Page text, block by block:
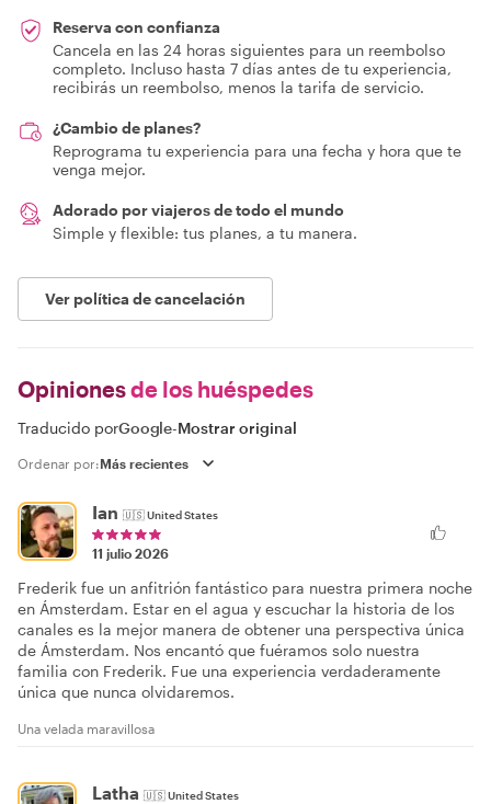
Reserva con confianza
Cancela en las 24 horas siguientes para un reembolso
completo. Incluso hasta 7 días antes de tu experiencia,
recibirás un reembolso, menos la tarifa de servicio.
¿Cambio de planes?
Reprograma tu experiencia para una fecha y hora que te
venga mejor.
Adorado por viajeros de todo el mundo
Simple y flexible: tus planes, a tu manera.
Ver política de cancelación
Opinionesde los huéspedes
Traducido porGoogle-Mostrar original
Ordenar por:
Ian 🇺🇸United States
11 julio 2026
Frederik fue un anfitrión fantástico para nuestra primera noche
en Ámsterdam. Estar en el agua y escuchar la historia de los
canales es la mejor manera de obtener una perspectiva única
de Ámsterdam. Nos encantó que fuéramos solo nuestra
familia con Frederik. Fue una experiencia verdaderamente
única que nunca olvidaremos.
Una velada maravillosa
Latha 🇺🇸United States